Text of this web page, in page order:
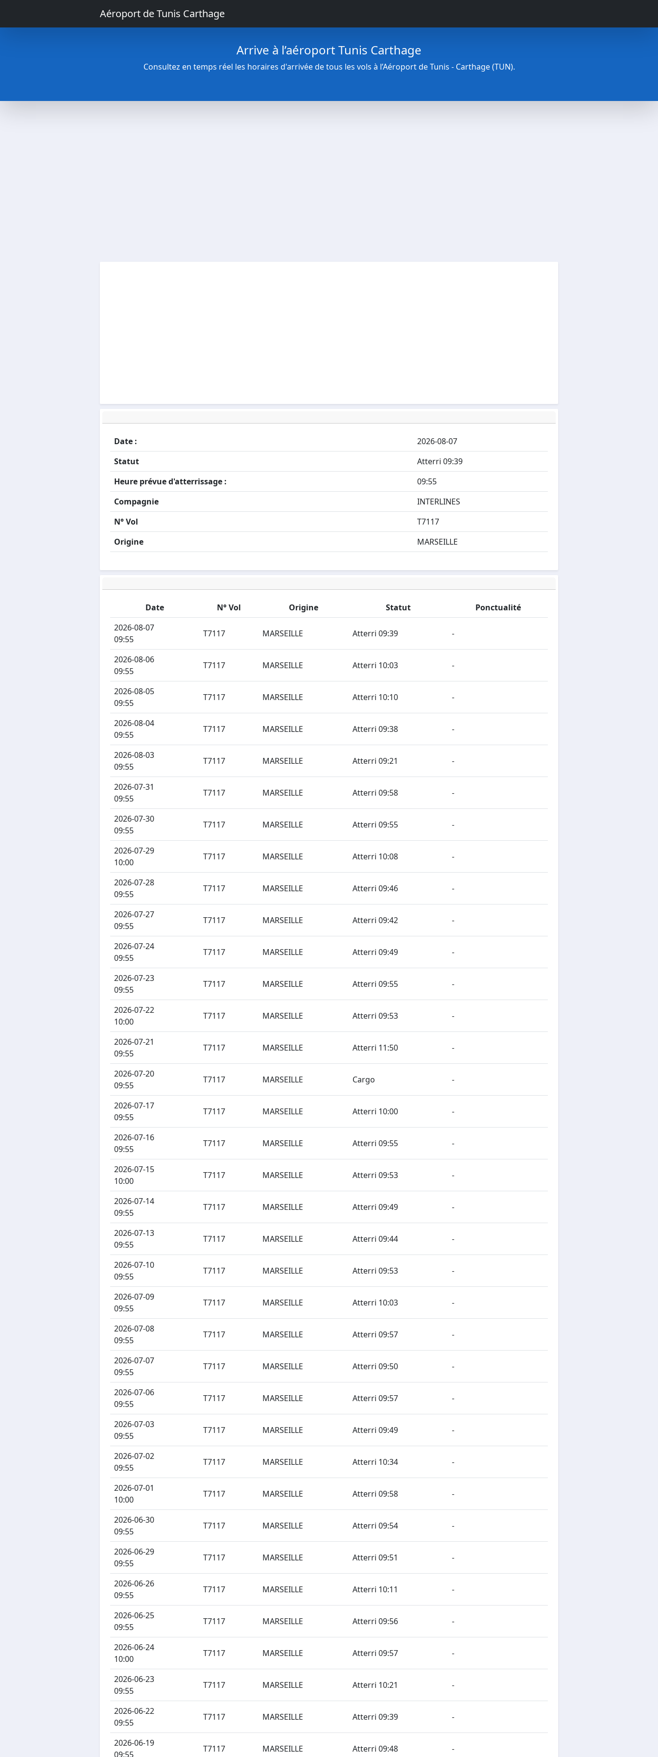
Aéroport de Tunis Carthage
Arrive à l’aéroport Tunis Carthage
Consultez en temps réel les horaires d'arrivée de tous les vols à l’Aéroport de Tunis - Carthage (TUN).
Date :
2026-08-07
Statut
Atterri 09:39
Heure prévue d'atterrissage :
09:55
Compagnie
INTERLINES
N° Vol
T7117
Origine
MARSEILLE
Date N° Vol Origine Statut
Ponctualité
2026-08-07
09:55
T7117 MARSEILLE Atterri 09:39 -
2026-08-06
09:55
T7117 MARSEILLE Atterri 10:03 -
2026-08-05
09:55
T7117 MARSEILLE Atterri 10:10 -
2026-08-04
09:55
T7117 MARSEILLE Atterri 09:38 -
2026-08-03
09:55
T7117 MARSEILLE Atterri 09:21 -
2026-07-31
09:55
T7117 MARSEILLE Atterri 09:58 -
2026-07-30
09:55
T7117 MARSEILLE Atterri 09:55 -
2026-07-29
10:00
T7117 MARSEILLE Atterri 10:08 -
2026-07-28
09:55
T7117 MARSEILLE Atterri 09:46 -
2026-07-27
09:55
T7117 MARSEILLE Atterri 09:42 -
2026-07-24
09:55
T7117 MARSEILLE Atterri 09:49 -
2026-07-23
09:55
T7117 MARSEILLE Atterri 09:55 -
2026-07-22
10:00
T7117 MARSEILLE Atterri 09:53 -
2026-07-21
09:55
T7117 MARSEILLE Atterri 11:50 -
2026-07-20
09:55
T7117 MARSEILLE Cargo -
2026-07-17
09:55
T7117 MARSEILLE Atterri 10:00 -
2026-07-16
09:55
T7117 MARSEILLE Atterri 09:55 -
2026-07-15
10:00
T7117 MARSEILLE Atterri 09:53 -
2026-07-14
09:55
T7117 MARSEILLE Atterri 09:49 -
2026-07-13
09:55
T7117 MARSEILLE Atterri 09:44 -
2026-07-10
09:55
T7117 MARSEILLE Atterri 09:53 -
2026-07-09
09:55
T7117 MARSEILLE Atterri 10:03 -
2026-07-08
09:55
T7117 MARSEILLE Atterri 09:57 -
2026-07-07
09:55
T7117 MARSEILLE Atterri 09:50 -
2026-07-06
09:55
T7117 MARSEILLE Atterri 09:57 -
2026-07-03
09:55
T7117 MARSEILLE Atterri 09:49 -
2026-07-02
09:55
T7117 MARSEILLE Atterri 10:34 -
2026-07-01
10:00
T7117 MARSEILLE Atterri 09:58 -
2026-06-30
09:55
T7117 MARSEILLE Atterri 09:54 -
2026-06-29
09:55
T7117 MARSEILLE Atterri 09:51 -
2026-06-26
09:55
T7117 MARSEILLE Atterri 10:11 -
2026-06-25
09:55
T7117 MARSEILLE Atterri 09:56 -
2026-06-24
10:00
T7117 MARSEILLE Atterri 09:57 -
2026-06-23
09:55
T7117 MARSEILLE Atterri 10:21 -
2026-06-22
09:55
T7117 MARSEILLE Atterri 09:39 -
2026-06-19
09:55
T7117 MARSEILLE Atterri 09:48 -